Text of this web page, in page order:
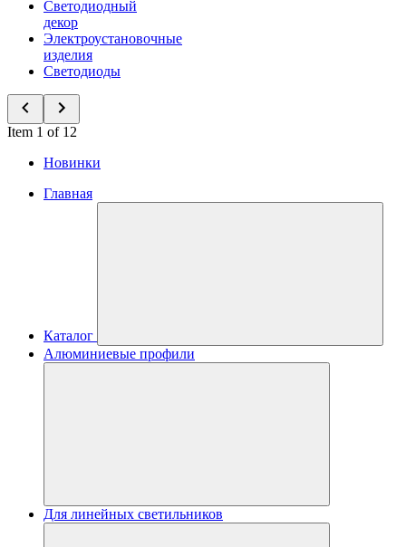
Светодиодный
декор
Электроустановочные
изделия
Светодиоды
Item 1 of 12
Новинки
Главная
Каталог
Алюминиевые профили
Для линейных светильников